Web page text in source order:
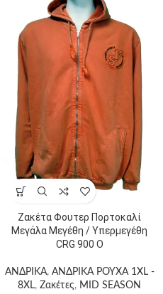
Ζακέτα Φουτερ Πορτοκαλί
Μεγάλα Μεγέθη / Υπερμεγέθη
CRG 900 O
ΑΝΔΡΙΚΑ, ΑΝΔΡΙΚΑ ΡΟΥΧΑ 1XL -
8XL, Ζακέτες, MID SEASON